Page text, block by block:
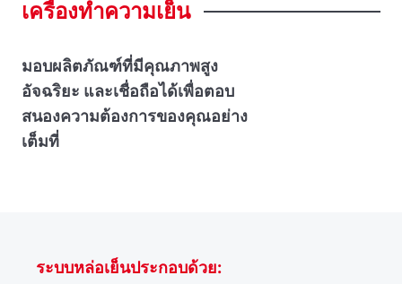
เครื่องทําความเย็น
มอบผลิตภัณฑ์ที่มีคุณภาพสูง
อัจฉริยะ และเชื่อถือได้เพื่อตอบ
สนองความต้องการของคุณอย่าง
เต็มที่
ระบบหล่อเย็นประกอบด้วย: